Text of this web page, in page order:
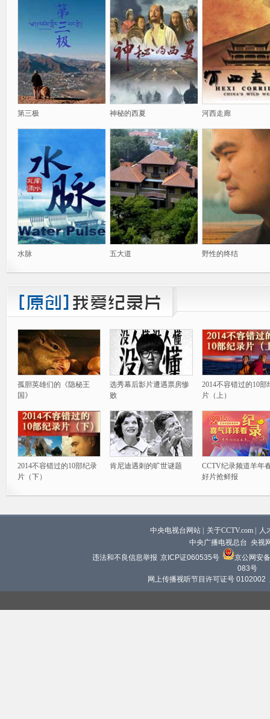
第三极 神秘的西夏 河西走廊
水脉 五大道 野性的终结
孤胆英雄们的《隐秘王
国》
选秀幕后影片遭遇票房惨
败
2014不容错过的10部
片（上）
2014不容错过的10部纪录
片（下）
肯尼迪遇刺的旷世谜题
CCTV纪录频道羊年
好片抢鲜报
中央电视台网站 关于CCTV.com
人
中央广播电视总台 央视
违法和不良信息举报 京ICP证060535号
京公网安
083号
网上传播视听节目许可证号